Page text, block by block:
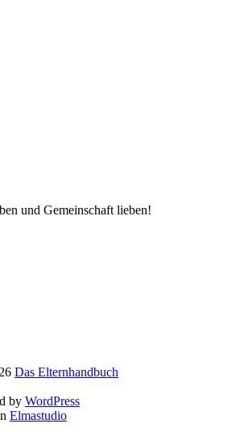
und Gemeinschaft lieben!
Das Elternhandbuch
by WordPress
Elmastudio